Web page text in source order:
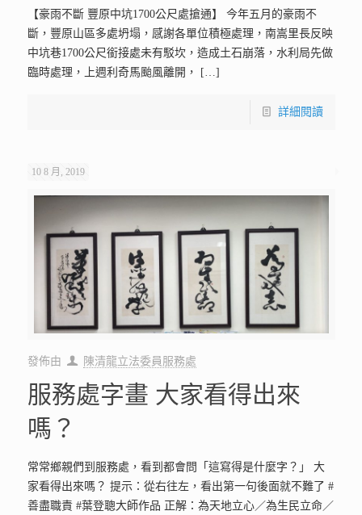
【豪雨不斷 豐原中坑1700公尺處搶通】 今年五月的豪雨不
斷，豐原山區多處坍塌，感謝各單位積極處理，南嵩里長反映
中坑巷1700公尺銜接處未有駁坎，造成土石崩落，水利局先做
臨時處理，上週利奇馬颱風離開，
[…]
詳細閱讀
10 8 月, 2019
發佈由 陳清龍立法委員服務處
服務處字畫 大家看得出來
嗎？
常常鄉親們到服務處，看到都會問「這寫得是什麼字？」 大
家看得出來嗎？ 提示：從右往左，看出第一句後面就不難了 #
善盡職責 #葉登聰大師作品 正解：為天地立心／為生民立命／